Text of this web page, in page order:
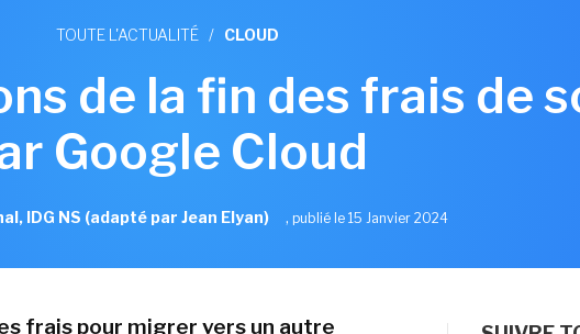
TOUTE L'ACTUALITÉ / CLOUD
de la fin des frais de
Google Cloud
IDG NS (adapté par Jean Elyan) , publié le 15 Janvier 2024
frais pour migrer vers un autre